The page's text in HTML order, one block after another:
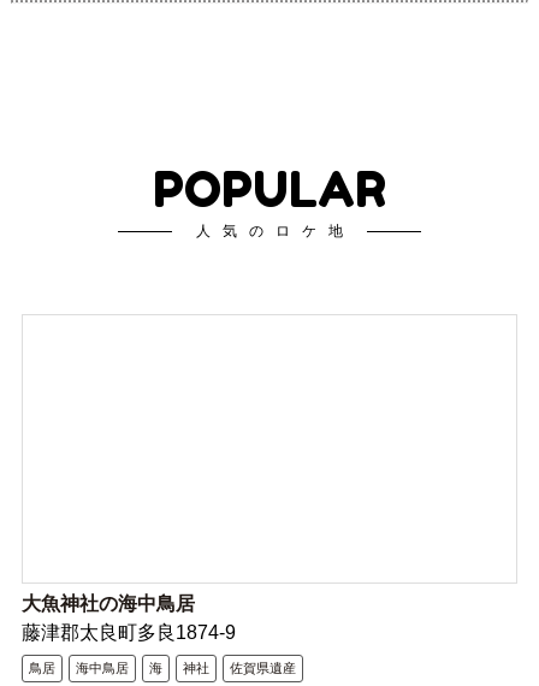
POPULAR
人気のロケ地
大魚神社の海中鳥居
藤津郡太良町多良1874-9
鳥居 海中鳥居 海 神社 佐賀県遺産